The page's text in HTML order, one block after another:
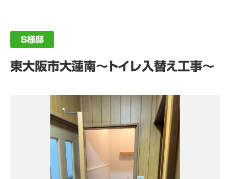
S様邸
東大阪市大蓮南～トイレ入替え工事～